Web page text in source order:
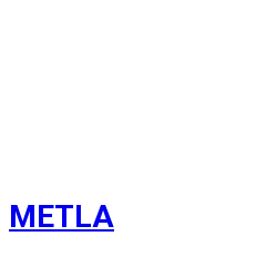
METLA